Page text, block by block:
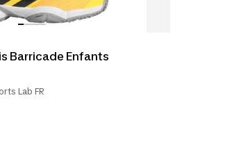
Barricade Enfants
Lab FR